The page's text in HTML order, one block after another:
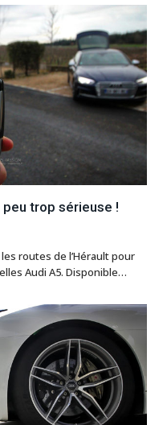
peu trop sérieuse !
routes de l’Hérault pour
Audi A5. Disponible…